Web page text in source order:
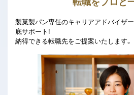
製菓製パン専任のキャリアアドバイザ
底サポート!
納得できる転職先をご提案いたします。